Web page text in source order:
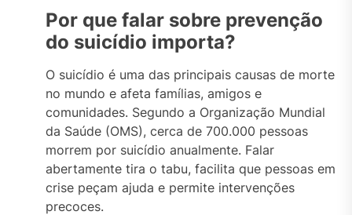
Por que falar sobre prevenção
do suicídio importa?
O suicídio é uma das principais causas de morte
no mundo e afeta famílias, amigos e
comunidades. Segundo a Organização Mundial
da Saúde (OMS), cerca de 700.000 pessoas
morrem por suicídio anualmente. Falar
abertamente tira o tabu, facilita que pessoas em
crise peçam ajuda e permite intervenções
precoces.